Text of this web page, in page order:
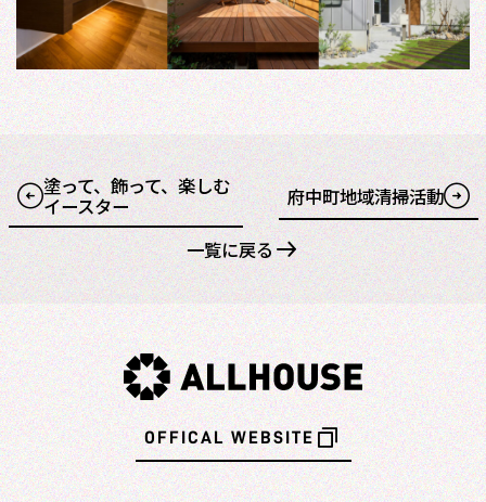
塗って、飾って、楽しむ
イースター 府中町地域清掃活動
一覧に戻る
OFFICAL WEBSITE